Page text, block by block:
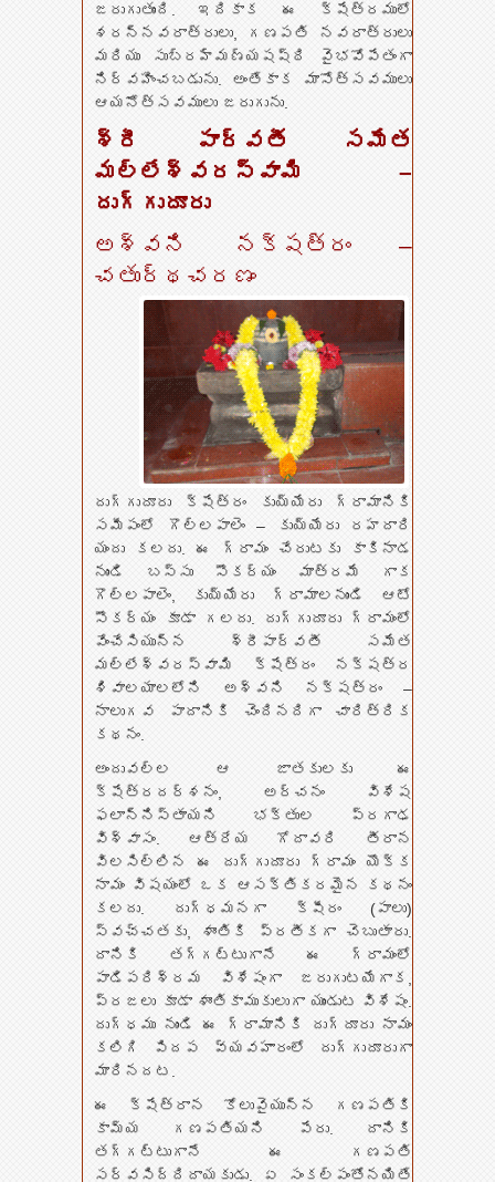
జరుగుతుంది. ఇదికాక ఈ క్షేత్రములో
శరన్నవరాత్రులు, గణపతి నవరాత్రులు
మరియు సుబ్రహ్మణ్యషష్ఠి వైభవోపేతంగా
నిర్వహించబడును. అంతేకాక మాసోత్సవములు
ఆయనోత్సవములు జరుగును.
శ్రీ పార్వతీ సమేత
మల్లేశ్వరస్వామి –
దుగ్గుదూరు
అశ్వని నక్షత్రం –
చతుర్థచరణం
దుగ్గుదూరు క్షేత్రం కుయ్యేరు గ్రామానికి
సమీపంలో గొల్లపాలెం – కుయ్యేరు రహదారి
యందు కలదు. ఈ గ్రామం చేరుటకు కాకినాడ
నుండి బస్సు సౌకర్యం మాత్రమే గాక
గొల్లపాలెం, కుయ్యేరు గ్రామాలనుండి ఆటో
సౌకర్యం కూడా గలదు. దుగ్గుదూరు గ్రామంలో
వేంచేసియున్న శ్రీపార్వతీ సమేత
మల్లేశ్వరస్వామి క్షేత్రం నక్షత్ర
శివాలయాలలోని అశ్వని నక్షత్రం –
నాలుగవ పాదానికి చెందినదిగా చారిత్రిక
కథనం.
అందువల్ల ఆ జాతకులకు ఈ
క్షేత్రదర్శనం, అర్చనం విశేష
ఫలాన్నిస్తాయని భక్తుల ప్రగాఢ
విశ్వాసం. ఆత్రేయ గోదావరి తీరాన
విలసిల్లిన ఈ దుగ్గుదూరు గ్రామం యొక్క
నామం విషయంలో ఒక ఆసక్తికరమైన కథనం
కలదు. దుగ్ధమనగా క్షీరం (పాలు)
స్వచ్చతకు, శాంతికి ప్రతీకగా చెబుతారు.
దానికి తగ్గట్టుగానే ఈ గ్రామంలో
పాడిపరిశ్రమ విశేషంగా జరుగుటయేగాక,
ప్రజలు కూడా శాంతికాముకులుగా యుండుట విశేషం.
దుగ్ధము నుండి ఈ గ్రామానికి దుగ్దూరు నామం
కలిగి పిదప వ్యవహారంలో దుగ్గుదూరుగా
మారినదట.
ఈ క్షేత్రాన కోలువైయున్న గణపతికి
కామ్య గణపతియని పేరు. దానికి
తగ్గట్టుగానే ఈ గణపతి
సర్వసిద్దిదాయకుడు. ఏ సంకల్పంతోనయితే